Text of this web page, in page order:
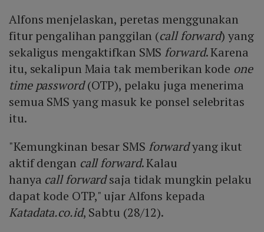
Alfons menjelaskan, peretas menggunakan
fitur pengalihan panggilan (call forward) yang
sekaligus mengaktifkan SMS forward. Karena
itu, sekalipun Maia tak memberikan kode one
time password(OTP), pelaku juga menerima
semua SMS yang masuk ke ponsel selebritas
itu.
"Kemungkinan besar SMS forwardyang ikut
aktif dengan call forward. Kalau
hanya call forwardsaja tidak mungkin pelaku
dapat kode OTP," ujar Alfons kepada
Katadata.co.id, Sabtu (28/12).